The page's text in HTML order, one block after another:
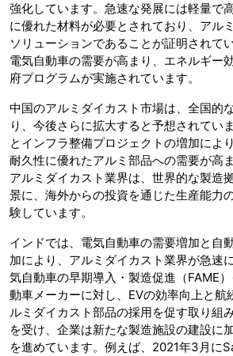
強化しています。急速な発展には軽量で
に優れた材料が必要とされており、アル
ソリューションであることが証明されて
電気自動車の需要が高まり、エネルギー
府プログラムが実施されています。
中国のアルミダイカスト市場は、全国的
り、今後さらに拡大すると予想されてい
とインフラ整備プロジェクトの増加によ
耐久性に優れたアルミ部品への需要が高
アルミダイカスト業界は、世界的な製造
景に、海外からの投資を通じた生産能力
験しています。
インドでは、電気自動車の需要増加と自
加により、アルミダイカスト業界が急速
気自動車の早期導入・製造促進（FAME
動車メーカーに対し、EVの効率向上と航
ルミダイカスト部品の採用を促す取り組
を受け、企業は新たな製造施設の建設に
を進めています。例えば、2021年3月に